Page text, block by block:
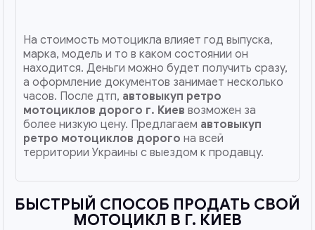
На стоимость мотоцикла влияет год выпуска,
марка, модель и то в каком состоянии он
находится. Деньги можно будет получить сразу,
а оформление документов занимает несколько
часов. После дтп, автовыкуп ретро
мотоциклов дорого г. Киев возможен за
более низкую цену. Предлагаем автовыкуп
ретро мотоциклов дорого на всей
территории Украины с выездом к продавцу.
БЫСТРЫЙ СПОСОБ ПРОДАТЬ СВОЙ
МОТОЦИКЛ В Г. КИЕВ